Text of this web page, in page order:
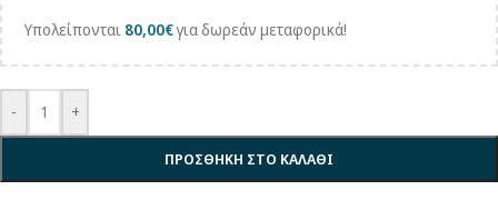
Υπολείπονται 80,00€για δωρεάν μεταφορικά!
- +
ΠΡΟΣΘΗΚΗ ΣΤΟ ΚΑΛΑΘΙ